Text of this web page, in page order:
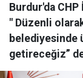
Burdur'da CHP
" Düzenli
belediyesinde
getireceğiz”